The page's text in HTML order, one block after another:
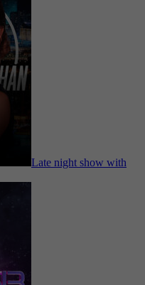
Late night show with